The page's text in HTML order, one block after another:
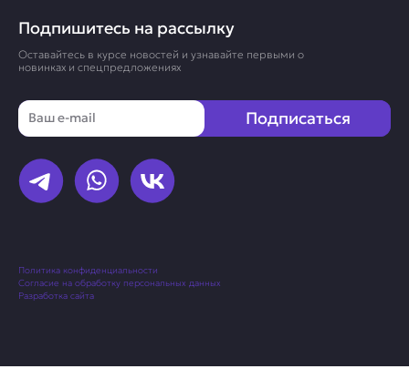
Подпишитесь на рассылку
Оставайтесь в курсе новостей и узнавайте первыми о
новинках и спецпредложениях
Email
Подписаться
Политика конфиденциальности
Согласие на обработку персональных данных
Разработка сайта